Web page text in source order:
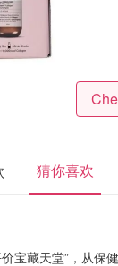
猜你喜欢
宝藏天堂”，从保